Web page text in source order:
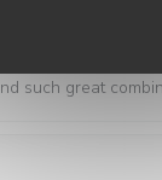
such great